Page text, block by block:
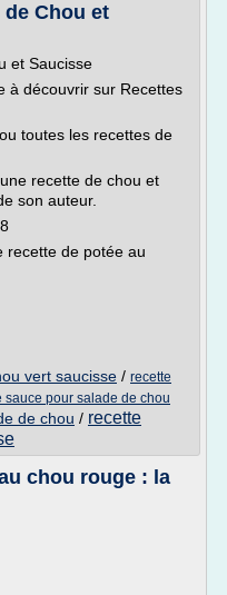
Chou et
et Saucisse
à découvrir sur Recettes
toutes les recettes de
recette de chou et
son auteur.
recette de potée au
vert saucisse / recette
sauce pour salade de chou
de chou / recette
chou rouge : la